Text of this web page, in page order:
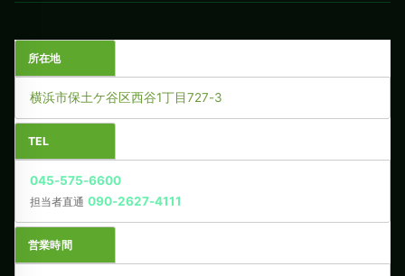
所在地
横浜市保土ケ谷区西谷1丁目727-3
TEL
045-575-6600
担当者直通 090-2627-4111
営業時間